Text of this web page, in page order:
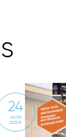
s
24
JUIN
2025